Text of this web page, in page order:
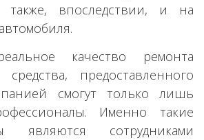
также, впоследствии, и на
качество ремонта
средства, предоставленного
смогут только лишь
Именно такие
являются сотрудниками